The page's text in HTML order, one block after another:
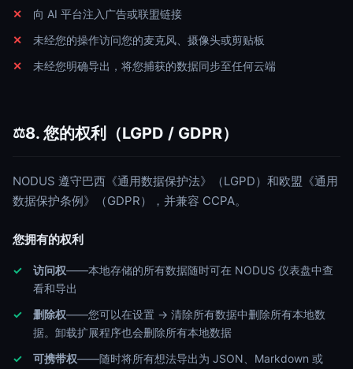
向 AI 平台注入广告或联盟链接
未经您的操作访问您的麦克风、摄像头或剪贴板
未经您明确导出，将您捕获的数据同步至任何云端
⚖️8. 您的权利（LGPD / GDPR）
NODUS 遵守巴西《通用数据保护法》（LGPD）和欧盟《通用
数据保护条例》（GDPR），并兼容 CCPA。
您拥有的权利
访问权——本地存储的所有数据随时可在 NODUS 仪表盘中查
看和导出
删除权——您可以在设置 → 清除所有数据中删除所有本地数
据。卸载扩展程序也会删除所有本地数据
可携带权——随时将所有想法导出为 JSON、Markdown 或